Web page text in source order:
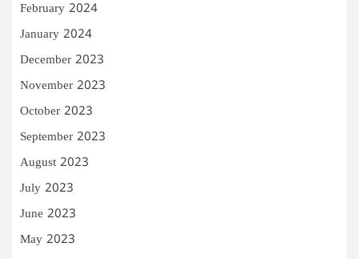
February 2024
January 2024
December 2023
November 2023
October 2023
September 2023
August 2023
July 2023
June 2023
May 2023